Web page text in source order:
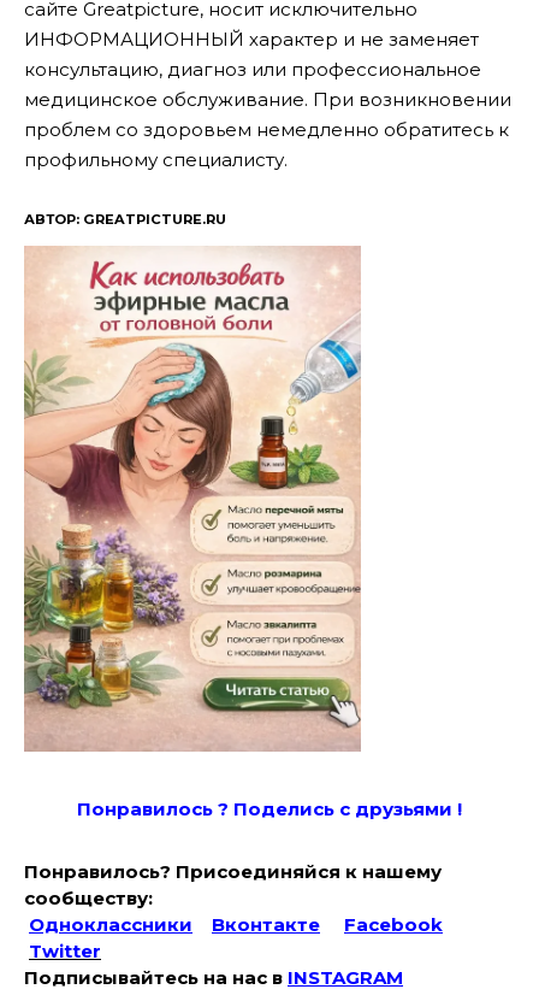
сайте Greatpicture, носит исключительно
ИНФОРМАЦИОННЫЙ характер и не заменяет
консультацию, диагноз или профессиональное
медицинское обслуживание. При возникновении
проблем со здоровьем немедленно обратитесь к
профильному специалисту.
АВТОР: GREATPICTURE.RU
Понравилось ? Поделись с друзьями !
Понравилось? Присоединяйся к нашему
сообществу:
Одноклассники
Вконтакте
Facebook
Twitter
Подписывайтесь на наc в INSTAGRAM